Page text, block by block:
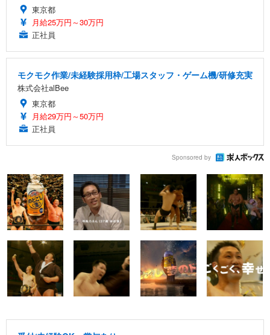
東京都
月給25万円～30万円
正社員
モクモク作業/未経験採用枠/工場スタッフ・ゲーム機/研修充実
株式会社alBee
東京都
月給29万円～50万円
正社員
Sponsored by